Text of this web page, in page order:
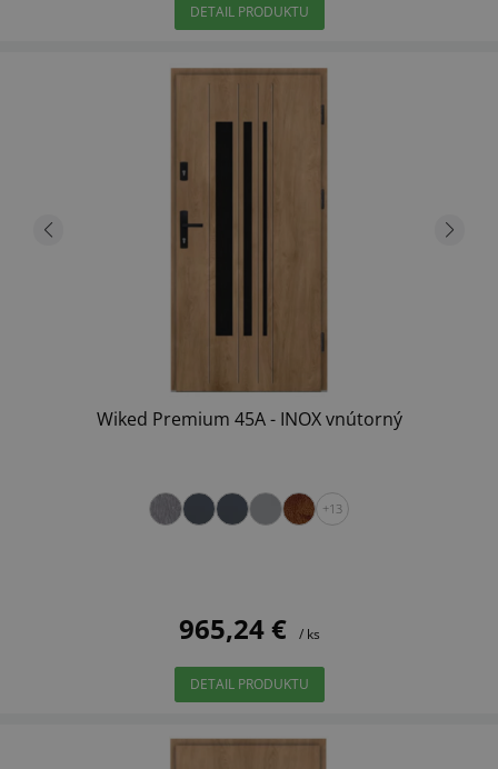
DETAIL PRODUKTU
Wiked Premium 45A - INOX vnútorný
+13
965,24 € / ks
DETAIL PRODUKTU